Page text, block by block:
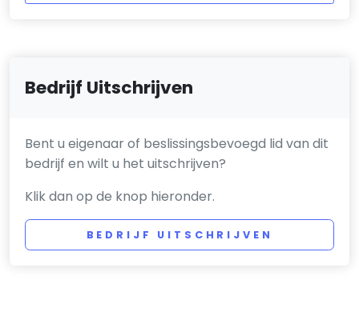
Bedrijf Uitschrijven
Bent u eigenaar of beslissingsbevoegd lid van dit
bedrijf en wilt u het uitschrijven?
Klik dan op de knop hieronder.
BEDRIJF UITSCHRIJVEN